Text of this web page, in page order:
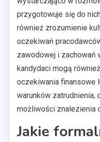
przygotowuje się do
również zrozumienie
oczekiwań
zawodowej i zachowań
kandydaci mogą
oczekiwania finansowe
warunków zatrudnienia,
możliwości znalezienia
Jakie